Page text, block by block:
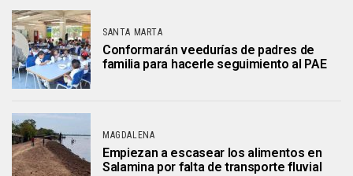
SANTA MARTA
Conformarán veedurías de padres de
familia para hacerle seguimiento al PAE
MAGDALENA
Empiezan a escasear los alimentos en
Salamina por falta de transporte fluvial